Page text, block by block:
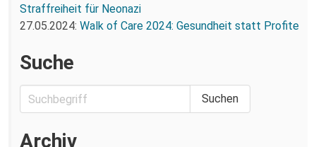
Straffreiheit für Neonazi
27.05.2024: Walk of Care 2024: Gesundheit statt Profite
Suche
Archiv